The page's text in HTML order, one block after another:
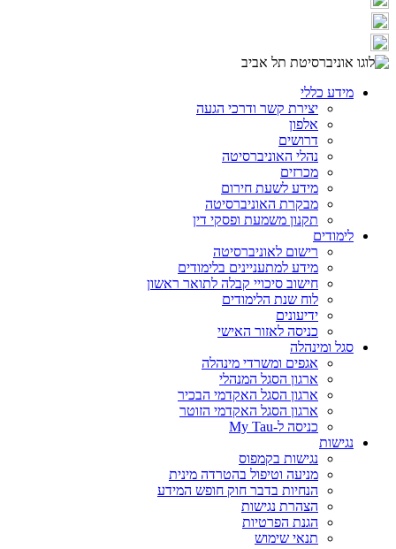
מידע כללי
יצירת קשר ודרכי הגעה
אלפון
דרושים
נהלי האוניברסיטה
מכרזים
מידע לשעת חירום
מבקרת האוניברסיטה
תקנון משמעת ופסקי דין
לימודים
רישום לאוניברסיטה
מידע למתעניינים בלימודים
חישוב סיכויי קבלה לתואר ראשון
לוח שנת הלימודים
ידיעונים
כניסה לאזור האישי
סגל ומינהלה
אגפים ומשרדי מינהלה
ארגון הסגל המנהלי
ארגון הסגל האקדמי הבכיר
ארגון הסגל האקדמי הזוטר
כניסה ל-My Tau
נגישות
נגישות בקמפוס
מניעה וטיפול בהטרדה מינית
הנחיות בדבר חוק חופש המידע
הצהרת נגישות
הגנת הפרטיות
תנאי שימוש